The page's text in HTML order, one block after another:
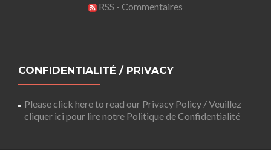
RSS - Commentaires
CONFIDENTIALITÉ / PRIVACY
Please click here to read our Privacy Policy / Veuillez
cliquer ici pour lire notre Politique de Confidentialité